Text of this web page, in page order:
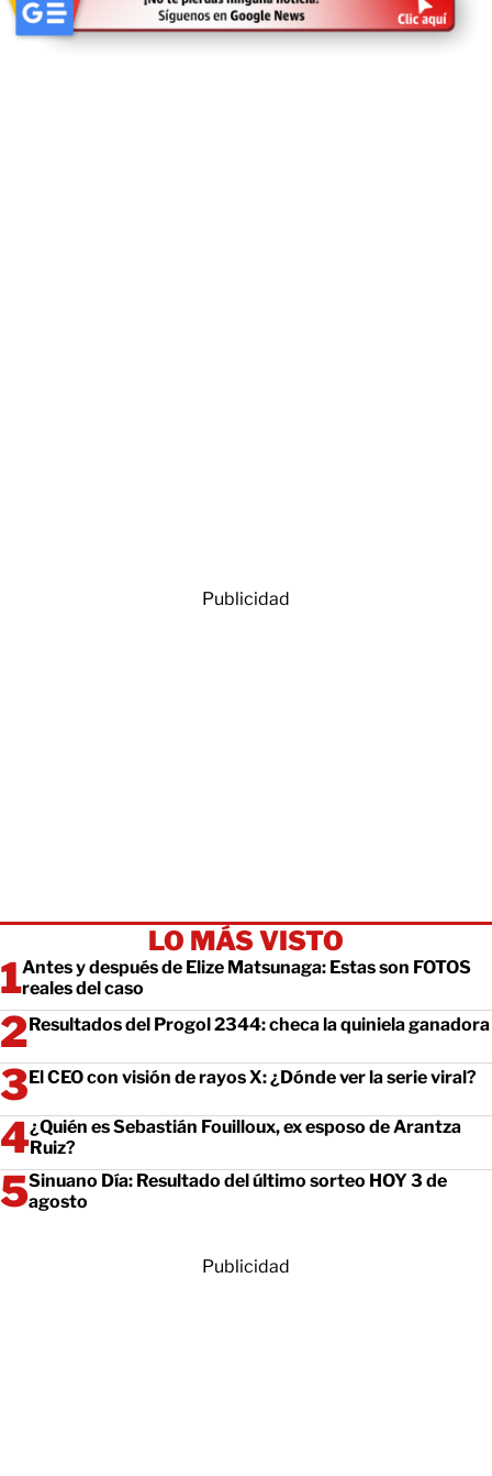
Publicidad
LO MÁS VISTO
Antes y después de Elize Matsunaga: Estas son FOTOS
reales del caso
Resultados del Progol 2344: checa la quiniela ganadora
El CEO con visión de rayos X: ¿Dónde ver la serie viral?
¿Quién es Sebastián Fouilloux, ex esposo de Arantza
Ruiz?
Sinuano Día: Resultado del último sorteo HOY 3 de
agosto
Publicidad